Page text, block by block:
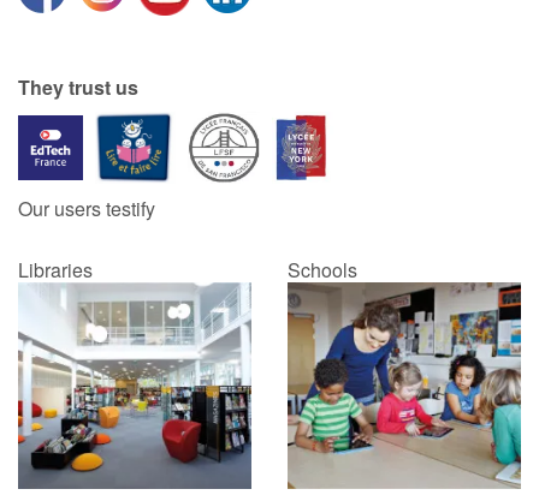
They trust us
Our users testify
Libraries Schools